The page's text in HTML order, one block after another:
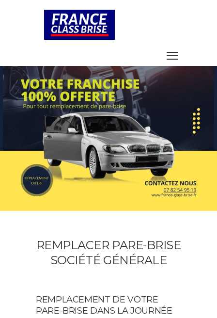
REMPLACER PARE-BRISE
SOCIÉTÉ GÉNÉRALE
REMPLACEMENT DE VOTRE
PARE-BRISE DANS LA JOURNÉE